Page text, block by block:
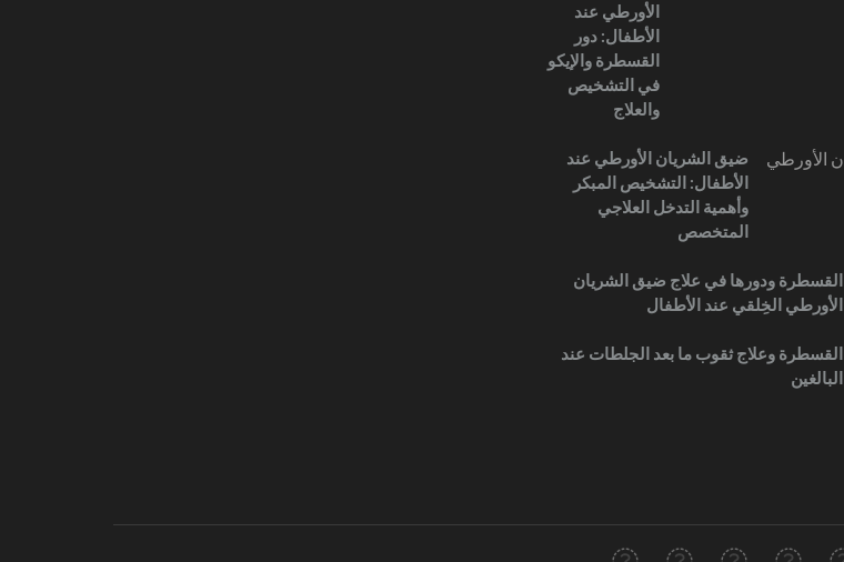
الأورطي عند
الأطفال: دور
القسطرة والإيكو
في التشخيص
والعلاج
ضيق الشريان الأورطي عند
الأطفال: التشخيص المبكر
وأهمية التدخل العلاجي
المتخصص
القسطرة ودورها في علاج ضيق الشريان
الأورطي الخِلقي عند الأطفال
القسطرة وعلاج ثقوب ما بعد الجلطات عند
البالغين